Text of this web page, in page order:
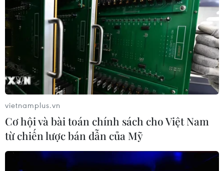
vietnamplus.vn
Cơ hội và bài toán chính sách cho Việt Nam
từ chiến lược bán dẫn của Mỹ